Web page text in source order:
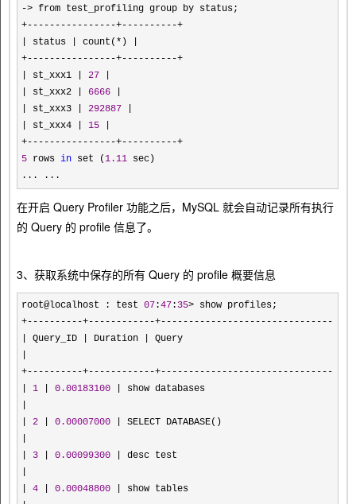
->
+----------------+----------+
| status | count(*) |
+----------------+----------+
| st_xxx1 | 27
| st_xxx2 | 6666
| st_xxx3 | 292887
| st_xxx4 | 15
5 rows in set (1.11 sec)
... ...
在开启 Query Profiler 功能之后，MySQL 就会自动记录所有执行
的 Query 的 profile 信息了。
3、获取系统中保存的所有 Query 的 profile 概要信息
root@localhost : test 07 :47 : 35>
+----------+------------
| Query_ID | Duration |
+----------+------------
1 0.00183100
2 0.00007000
3 0.00099300
4 0.00048800